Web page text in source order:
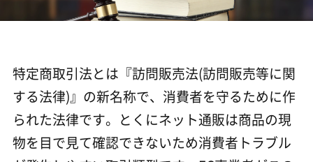
特定商取引法とは『訪問販売法(訪問販売等に関
する法律)』の新名称で、消費者を守るために作
られた法律です。とくにネット通販は商品の現
物を目で見て確認できないため消費者トラブル